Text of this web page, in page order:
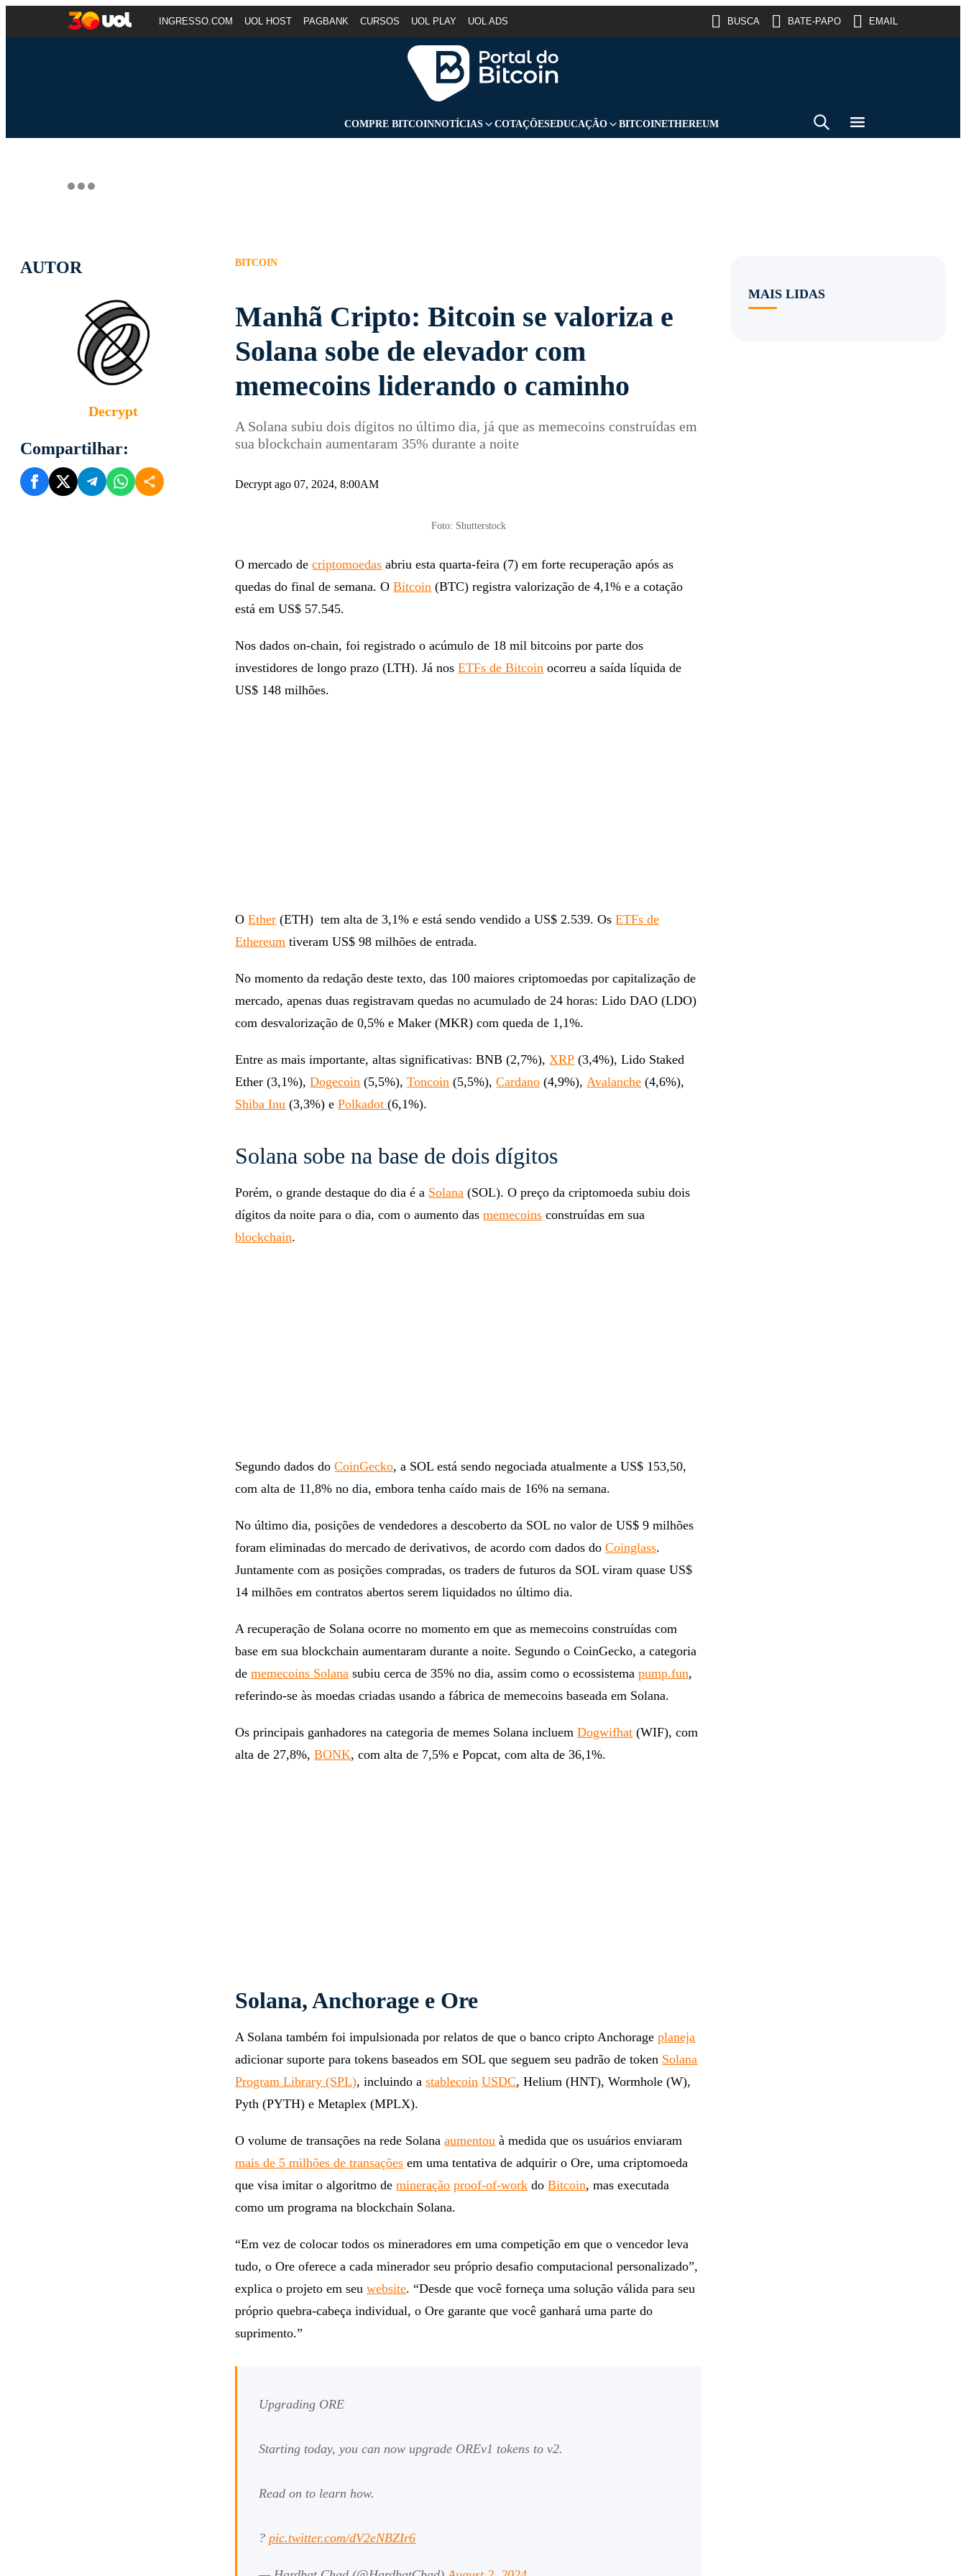
INGRESSO.COM UOL HOST PAGBANK CURSOS UOL PLAY UOL ADS BUSCA BATE-PAPO EMAIL
COMPRE BITCOINNOTÍCIAS COTAÇÕESEDUCAÇÃO BITCOINETHEREUM
AUTOR
Decrypt
Compartilhar:
BITCOIN
Manhã Cripto: Bitcoin se valoriza e
Solana sobe de elevador com
memecoins liderando o caminho
A Solana subiu dois dígitos no último dia, já que as memecoins construídas em
sua blockchain aumentaram 35% durante a noite
Decrypt ago 07, 2024, 8:00AM
Foto: Shutterstock
O mercado decriptomoedas abriu esta quarta-feira (7) em forte recuperação após as
quedas do final de semana. OBitcoin (BTC) registra valorização de 4,1% e a cotação
está em US$ 57.545.
Nos dados on-chain, foi registrado o acúmulo de 18 mil bitcoins por parte dos
investidores de longo prazo (LTH). Já nosETFs de Bitcoin ocorreu a saída líquida de
US$ 148 milhões.
OEther (ETH) tem alta de 3,1% e está sendo vendido a US$ 2.539. OsETFs de
Ethereum tiveram US$ 98 milhões de entrada.
No momento da redação deste texto, das 100 maiores criptomoedas por capitalização de
mercado, apenas duas registravam quedas no acumulado de 24 horas: Lido DAO (LDO)
com desvalorização de 0,5% e Maker (MKR) com queda de 1,1%.
Entre as mais importante, altas significativas: BNB (2,7%),XRP (3,4%), Lido Staked
Ether (3,1%),Dogecoin (5,5%),Toncoin (5,5%),Cardano (4,9%),Avalanche (4,6%),
Shiba Inu (3,3%) ePolkadot(6,1%).
Solana sobe na base de dois dígitos
Porém, o grande destaque do dia é a Solana (SOL). O preço da criptomoeda subiu dois
dígitos da noite para o dia, com o aumento dasmemecoins construídas em sua
blockchain.
Segundo dados doCoinGecko, a SOL está sendo negociada atualmente a US$ 153,50,
com alta de 11,8% no dia, embora tenha caído mais de 16% na semana.
No último dia, posições de vendedores a descoberto da SOL no valor de US$ 9 milhões
foram eliminadas do mercado de derivativos, de acordo com dados doCoinglass.
Juntamente com as posições compradas, os traders de futuros da SOL viram quase US$
14 milhões em contratos abertos serem liquidados no último dia.
A recuperação de Solana ocorre no momento em que as memecoins construídas com
base em sua blockchain aumentaram durante a noite. Segundo o CoinGecko, a categoria
dememecoins Solana subiu cerca de 35% no dia, assim como o ecossistemapump.fun,
referindo-se às moedas criadas usando a fábrica de memecoins baseada em Solana.
Os principais ganhadores na categoria de memes Solana incluemDogwifhat (WIF), com
alta de 27,8%,BONK, com alta de 7,5% e Popcat, com alta de 36,1%.
Solana, Anchorage e Ore
A Solana também foi impulsionada por relatos de que o banco cripto Anchorageplaneja
adicionar suporte para tokens baseados em SOL que seguem seu padrão de token Solana
Program Library (SPL), incluindo astablecoin USDC, Helium (HNT), Wormhole (W),
Pyth (PYTH) e Metaplex (MPLX).
O volume de transações na rede Solanaaumentou à medida que os usuários enviaram
mais de 5 milhões de transações em uma tentativa de adquirir o Ore, uma criptomoeda
que visa imitar o algoritmo demineração proof-of-work doBitcoin, mas executada
como um programa na blockchain Solana.
“Em vez de colocar todos os mineradores em uma competição em que o vencedor leva
tudo, o Ore oferece a cada minerador seu próprio desafio computacional personalizado”,
explica o projeto em seuwebsite. “Desde que você forneça uma solução válida para seu
próprio quebra-cabeça individual, o Ore garante que você ganhará uma parte do
suprimento.”
Upgrading ORE
Starting today, you can now upgrade OREv1 tokens to v2.
Read on to learn how.
?pic.twitter.com/dV2eNBZIr6
MAIS LIDAS